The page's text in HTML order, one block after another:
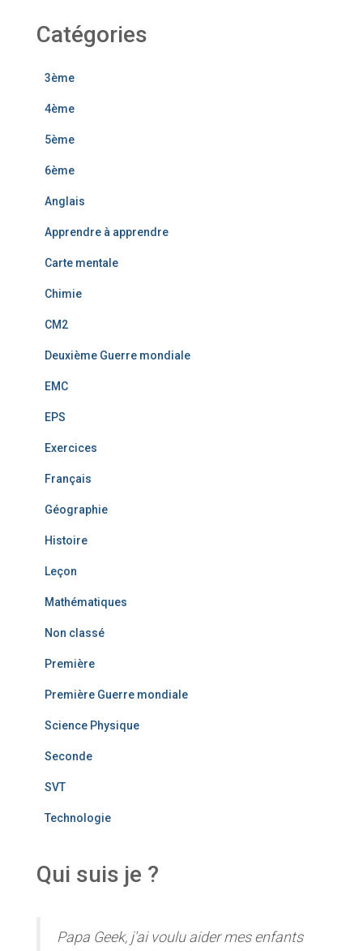
Catégories
3ème
4ème
5ème
6ème
Anglais
Apprendre à apprendre
Carte mentale
Chimie
CM2
Deuxième Guerre mondiale
EMC
EPS
Exercices
Français
Géographie
Histoire
Leçon
Mathématiques
Non classé
Première
Première Guerre mondiale
Science Physique
Seconde
SVT
Technologie
Qui suis je ?
Papa Geek, j'ai voulu aider mes enfants